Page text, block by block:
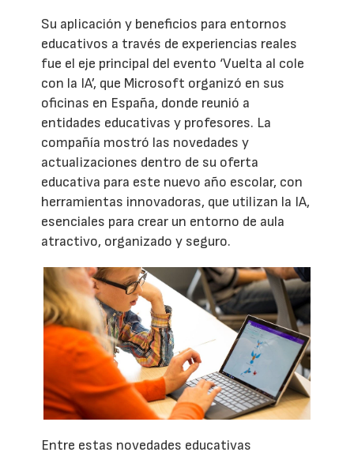
Su aplicación y beneficios para entornos
educativos a través de experiencias reales
fue el eje principal del evento ‘Vuelta al cole
con la IA’, que Microsoft organizó en sus
oficinas en España, donde reunió a
entidades educativas y profesores. La
compañía mostró las novedades y
actualizaciones dentro de su oferta
educativa para este nuevo año escolar, con
herramientas innovadoras, que utilizan la IA,
esenciales para crear un entorno de aula
atractivo, organizado y seguro.
Entre estas novedades educativas